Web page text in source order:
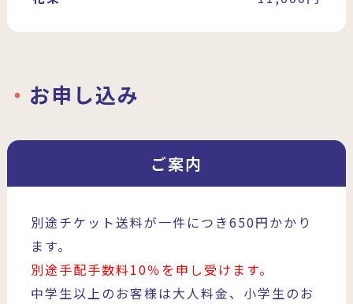
お申し込み
ご案内
別途チケット送料が一件につき650円かかり
ます。
別途手配手数料10％を申し受けます。
中学生以上のお客様は大人料金、小学生のお